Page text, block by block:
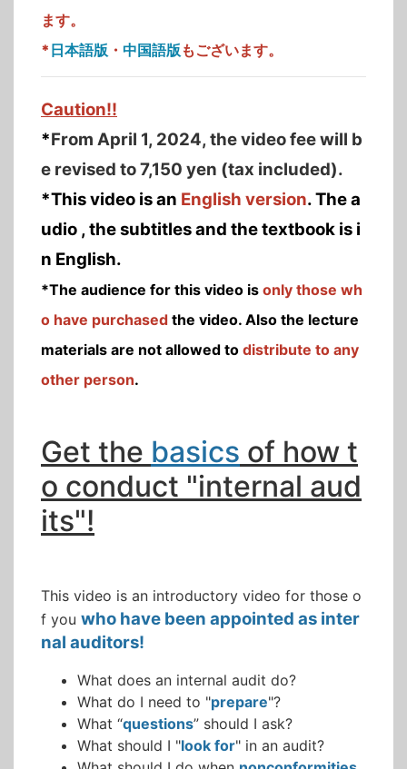
ます。
* 日本語版 ・ 中国語版 もございます。
Caution!!
*From April 1, 2024, the video fee will b
e revised to 7,150 yen (tax included).
*This video is an English version. The a
udio , the subtitles and the textbook is i
n English.
*The audience for this video is only those wh
o have purchased the video. Also the lecture
materials are not allowed to distribute to any
other person.
Get the basics of how t
o conduct "internal aud
its"!
This video is an introductory video for those o
f you who have been appointed as inter
nal auditors!
What does an internal audit do?
What do I need to "prepare"?
What “questions” should I ask?
What should I "look for" in an audit?